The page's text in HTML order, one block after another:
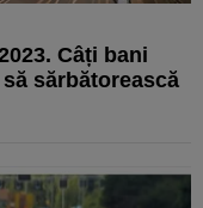
Câți bani
sărbătorească